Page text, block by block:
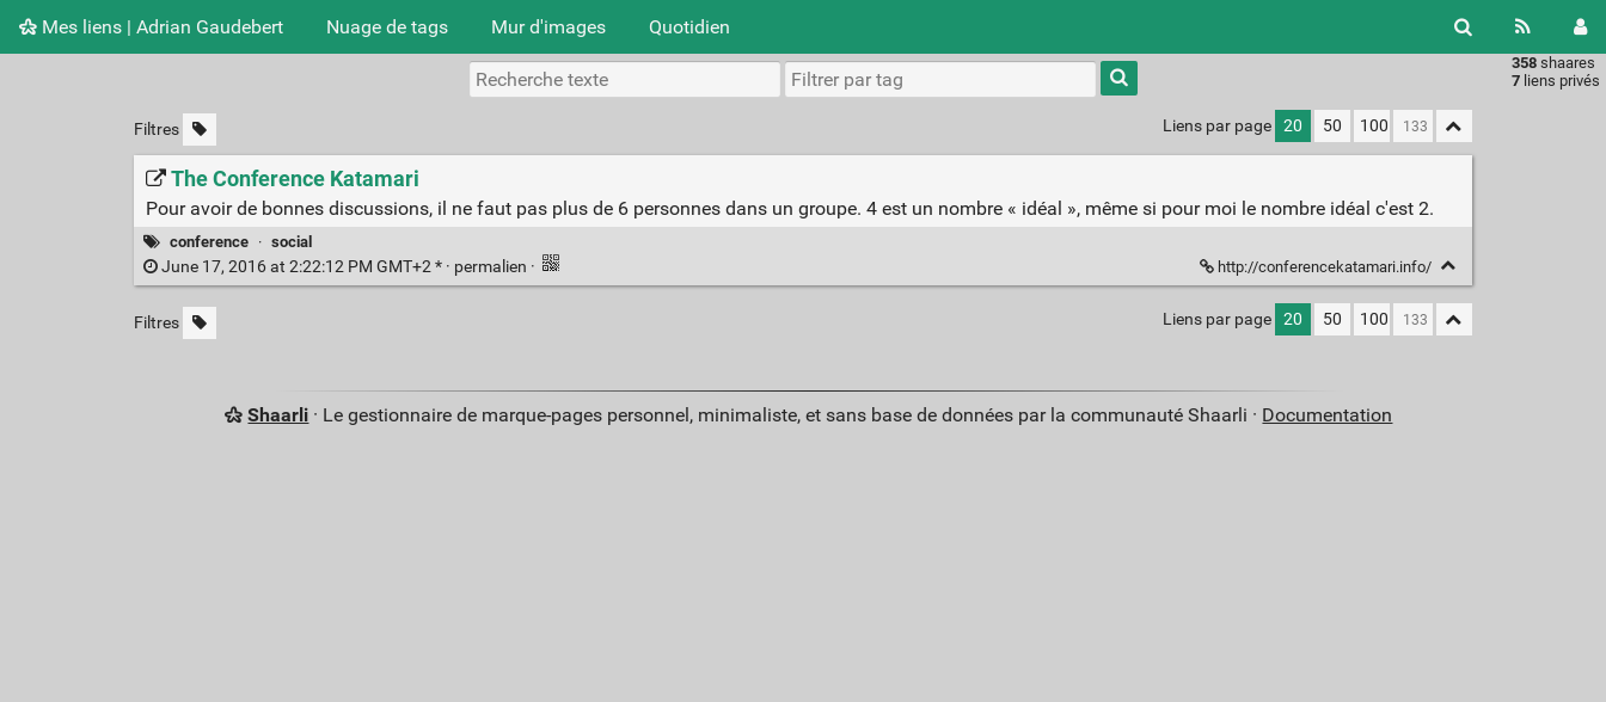
Mes liens | Adrian Gaudebert Nuage de tags Mur d'images Quotidien
358 shaares
7 liens privés
Type 1 or
more
characters
results.
Filtres Liens par page 20 50 100
The Conference Katamari
Pour avoir de bonnes discussions, il ne faut pas plus de 6 personnes dans un groupe. 4 est un nombre « idéal », même si pour moi le nombre idéal c'est 2.
conference · social
June 17, 2016 at 2:22:12 PM GMT+2 * · permalien · http://conferencekatamari.info/
Filtres Liens par page 20 50 100
Shaarli · Le gestionnaire de marque-pages personnel, minimaliste, et sans base de données par la communauté Shaarli · Documentation